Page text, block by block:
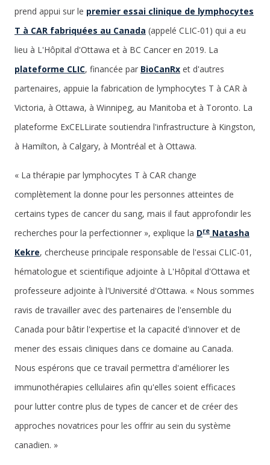
prend appui sur le premier essai clinique de lymphocytes
T à CAR fabriquées au Canada (appelé CLIC-01) qui a eu
lieu à L'Hôpital d'Ottawa et à BC Cancer en 2019. La
plateforme CLIC, financée par BioCanRx et d'autres
partenaires, appuie la fabrication de lymphocytes T à CAR à
Victoria, à Ottawa, à Winnipeg, au Manitoba et à Toronto. La
plateforme ExCELLirate soutiendra l'infrastructure à Kingston,
à Hamilton, à Calgary, à Montréal et à Ottawa.
« La thérapie par lymphocytes T à CAR change
complètement la donne pour les personnes atteintes de
certains types de cancer du sang, mais il faut approfondir les
recherches pour la perfectionner », explique la Dre Natasha
Kekre, chercheuse principale responsable de l'essai CLIC-01,
hématologue et scientifique adjointe à L'Hôpital d'Ottawa et
professeure adjointe à l'Université d'Ottawa. « Nous sommes
ravis de travailler avec des partenaires de l'ensemble du
Canada pour bâtir l'expertise et la capacité d'innover et de
mener des essais cliniques dans ce domaine au Canada.
Nous espérons que ce travail permettra d'améliorer les
immunothérapies cellulaires afin qu'elles soient efficaces
pour lutter contre plus de types de cancer et de créer des
approches novatrices pour les offrir au sein du système
canadien. »